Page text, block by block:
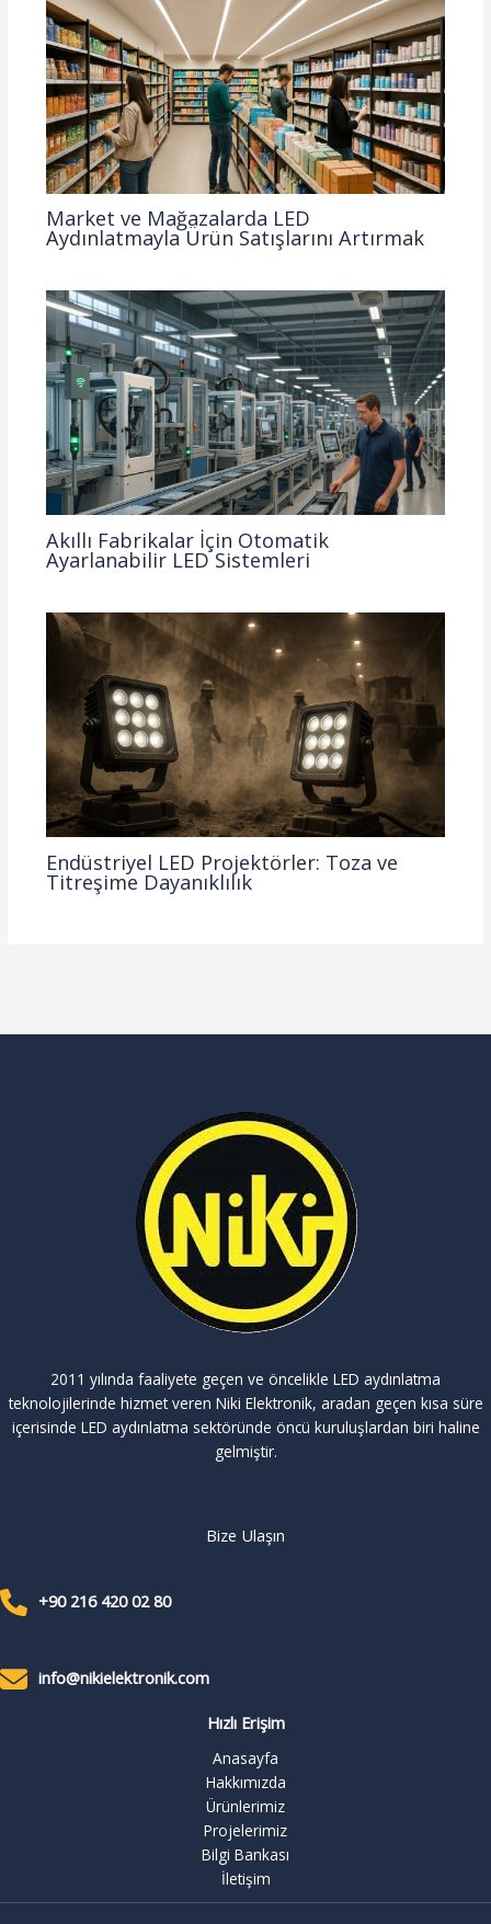
Market ve Mağazalarda LED
Aydınlatmayla Ürün Satışlarını Artırmak
Akıllı Fabrikalar İçin Otomatik
Ayarlanabilir LED Sistemleri
Endüstriyel LED Projektörler: Toza ve
Titreşime Dayanıklılık
2011 yılında faaliyete geçen ve öncelikle LED aydınlatma
teknolojilerinde hizmet veren Niki Elektronik, aradan geçen kısa süre
içerisinde LED aydınlatma sektöründe öncü kuruluşlardan biri haline
gelmiştir.
Bize Ulaşın
+90 216 420 02 80
info@nikielektronik.com
Hızlı Erişim
Anasayfa
Hakkımızda
Ürünlerimiz
Projelerimiz
Bilgi Bankası
İletişim